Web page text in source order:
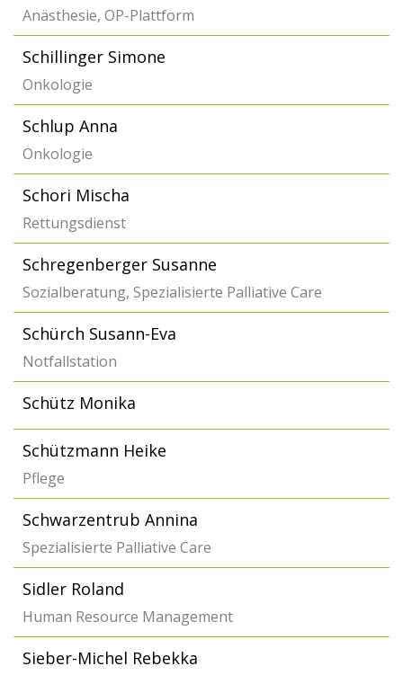
Anästhesie, OP-Plattform
Schillinger Simone
Onkologie
Schlup Anna
Onkologie
Schori Mischa
Rettungsdienst
Schregenberger Susanne
Sozialberatung, Spezialisierte Palliative Care
Schürch Susann-Eva
Notfallstation
Schütz Monika
Schützmann Heike
Pflege
Schwarzentrub Annina
Spezialisierte Palliative Care
Sidler Roland
Human Resource Management
Sieber-Michel Rebekka